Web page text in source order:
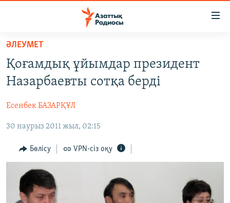
Skip
main
content
to
Navigation
Search
САЯСАТ
AZATTYQTV
ҚАҢТАР ОҚИҒАСЫ
АДАМ ҚҰҚЫҚТАРЫ
ӘЛЕУМЕТ
АРНАЙЫ ЖОБАЛАР
ӘЛЕУМЕТ
Қоғамдық ұйымдар президент
Назарбаевты сотқа берді
Есенбек БАЗАРҚҰЛ
30 наурыз 2011 жыл, 02:15
Бөлісу VPN-сіз оқу